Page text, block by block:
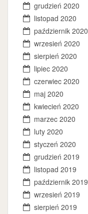
grudzień 2020
listopad 2020
październik 2020
wrzesień 2020
sierpień 2020
lipiec 2020
czerwiec 2020
maj 2020
kwiecień 2020
marzec 2020
luty 2020
styczeń 2020
grudzień 2019
listopad 2019
październik 2019
wrzesień 2019
sierpień 2019